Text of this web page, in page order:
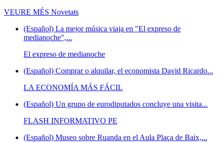
VEURE MÉS Novetats
(Español) La mejor música viaja en "El expreso de
medianoche",...
El expreso de medianoche
(Español) Comprar o alquilar, el economista David Ricardo...
LA ECONOMÍA MÁS FÁCIL
(Español) Un grupo de eurodiputados concluye una visita...
FLASH INFORMATIVO PE
(Español) Museo sobre Ruanda en el Aula Plaça de Baix,...